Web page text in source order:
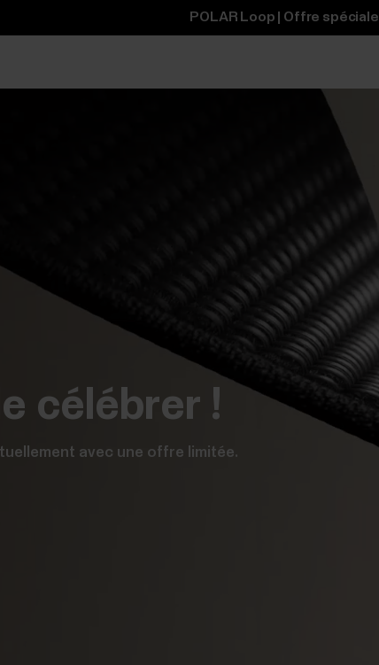
POLAR Loop | Offre spéciale
célébrer !
avec une offre limitée.